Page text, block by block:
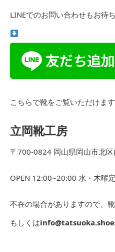
LINEでのお問い合わせもお待
こちらで靴をご覧いただけます
立岡靴工房
〒700-0824 岡山県岡山市北
OPEN 12:00~20:00 水・木曜
不在の場合がありますので、
もしくは